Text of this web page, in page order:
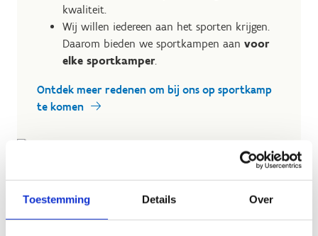
Toestemming Details Over
kwaliteit.
Wij willen iedereen aan het sporten krijgen.
Daarom bieden we sportkampen aan voor
elke sportkamper.
Ontdek meer redenen om bij ons op sportkamp
te komen